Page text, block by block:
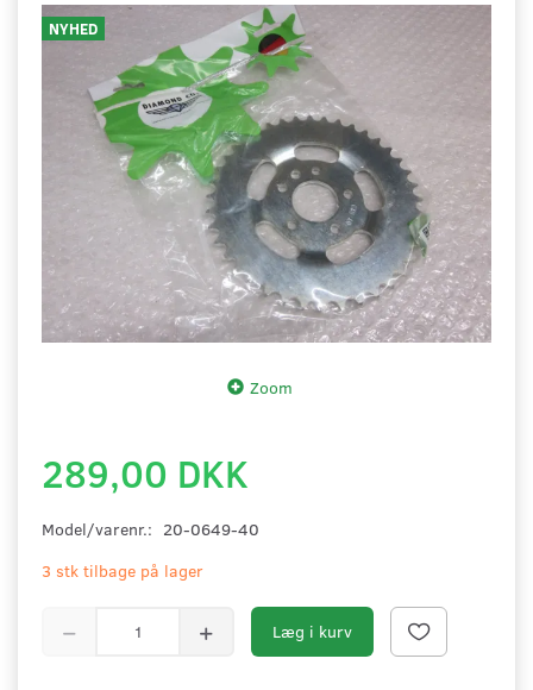
NYHED
Zoom
289,00 DKK
Model/varenr.: 20-0649-40
3 stk tilbage på lager
Læg i kurv